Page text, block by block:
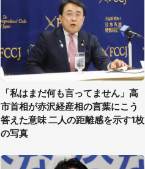
「私はまだ何も言ってません」高
市首相が赤沢経産相の言葉にこう
答えた意味 二人の距離感を示す1枚
の写真